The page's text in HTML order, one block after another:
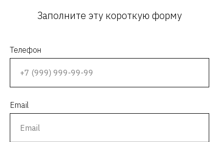
Заполните эту короткую форму
Телефон
Email